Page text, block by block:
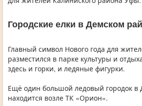
Городские елки в Демском
Главный символ Нового года для
разместился в парке культуры и
здесь и горки, и ледяные фигурки.
Ещё один большой ледовый городок в
находится возле ТК «Орион».